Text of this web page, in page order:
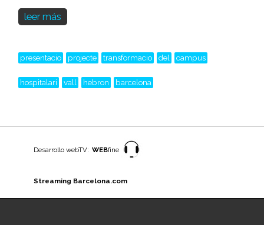
leer más
presentacio projecte transformacio del campus
hospitalari vall hebron barcelona
Desarrollo webTV: WEBfine
Streaming Barcelona.com